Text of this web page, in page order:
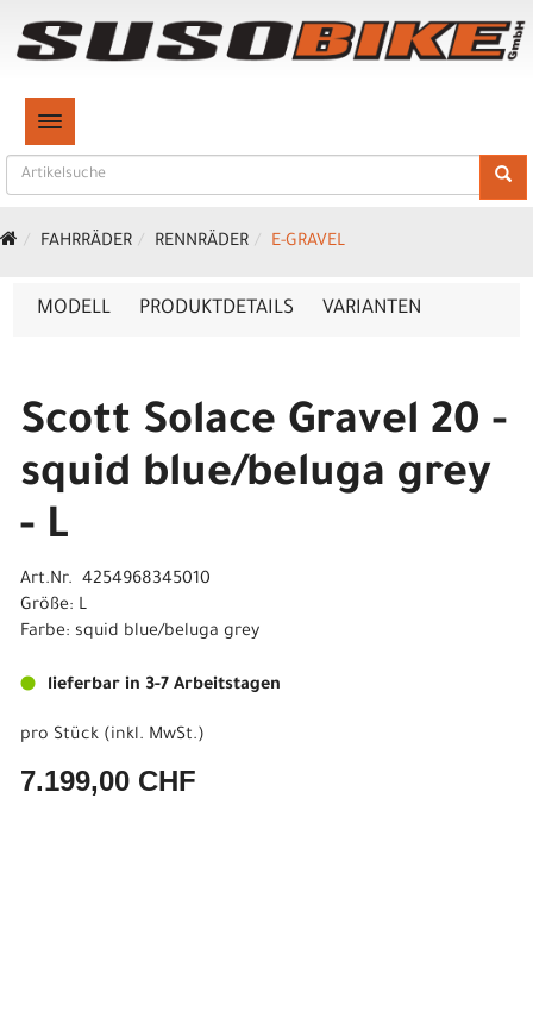
TOGGLE NAVIGATION
FAHRRÄDER RENNRÄDER E-GRAVEL
MODELL PRODUKTDETAILS VARIANTEN
Scott Solace Gravel 20 -
squid blue/beluga grey
- L
Art.Nr. 4254968345010
Größe: L
Farbe: squid blue/beluga grey
lieferbar in 3-7 Arbeitstagen
pro Stück (inkl. MwSt.)
7.199,00 CHF